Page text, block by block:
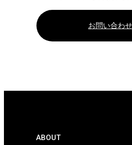
お問い合わせ
ABOUT